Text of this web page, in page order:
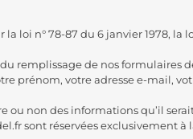
n° 78-87 du 6 janvier 1978, la
remplissage de nos formulaires
prénom, votre adresse e-mail,
ou non des informations qu’il
sont réservées exclusivement à